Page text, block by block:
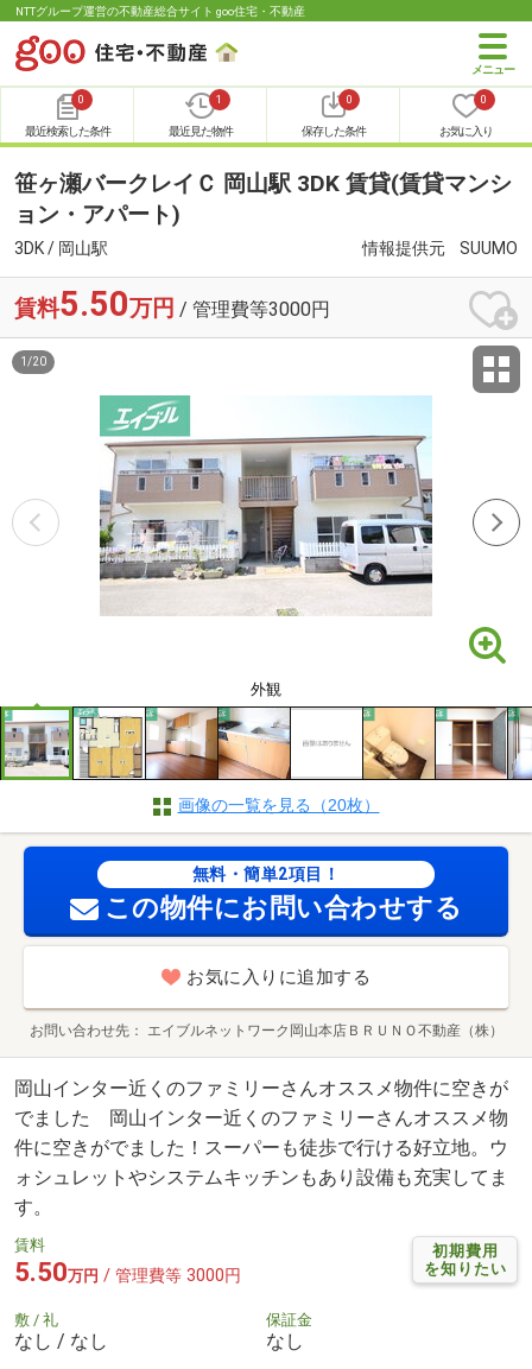
NTTグループ運営の不動産総合サイト goo住宅・不動産
0
最近検索した条件
1
最近見た物件
0
保存した条件
0
お気に入り
笹ヶ瀬バークレイＣ 岡山駅 3DK 賃貸(賃貸マンシ
ョン・アパート)
3DK / 岡山駅 情報提供元 SUUMO
賃料5.50万円 / 管理費等3000円
外観
1 /20
画像の一覧を見る（20枚）
無料・簡単2項目！
この物件にお問い合わせする
お気に入りに追加する
お問い合わせ先 エイブルネットワーク岡山本店ＢＲＵＮＯ不動産（株）
岡山インター近くのファミリーさんオススメ物件に空きが
でました 岡山インター近くのファミリーさんオススメ物
件に空きがでました！スーパーも徒歩で行ける好立地。ウ
ォシュレットやシステムキッチンもあり設備も充実してま
す。
初期費用
を知りたい
賃料
5.50万円 / 管理費等 3000円
敷 / 礼
なし / なし
保証金
なし